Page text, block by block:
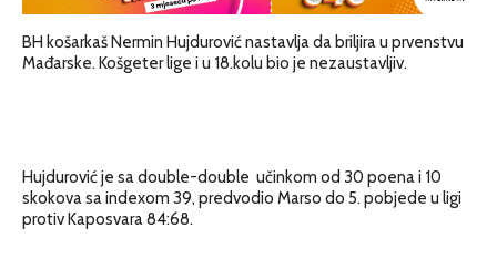
BH košarkaš Nermin Hujdurović nastavlja da briljira u prvenstvu
Mađarske. Košgeter lige i u 18.kolu bio je nezaustavljiv.
Hujdurović je sa double-double učinkom od 30 poena i 10
skokova sa indexom 39, predvodio Marso do 5. pobjede u ligi
protiv Kaposvara 84:68.